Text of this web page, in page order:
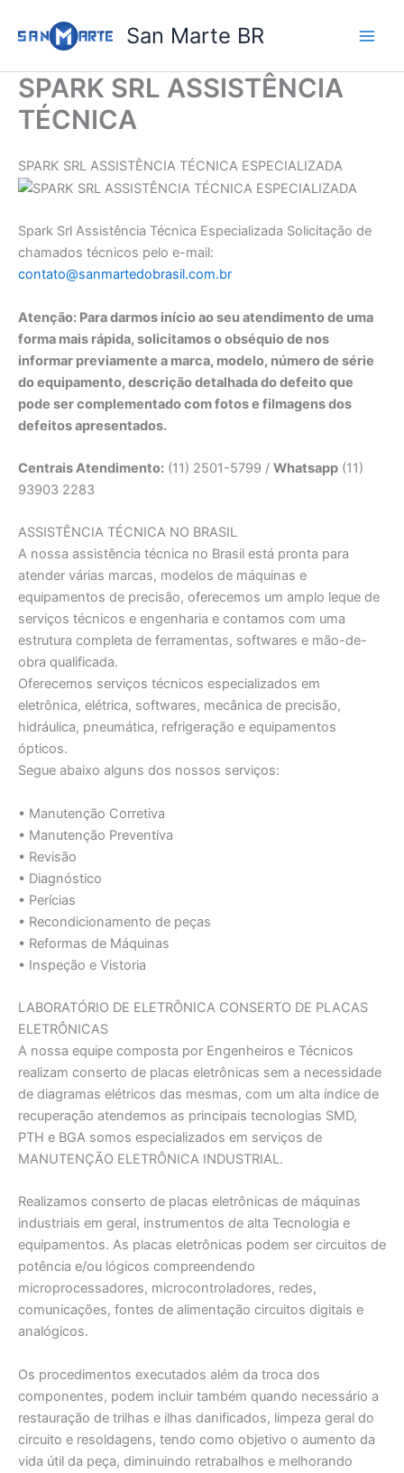
para
conteúdo
San Marte BR
SPARK SRL ASSISTÊNCIA
TÉCNICA
SPARK SRL ASSISTÊNCIA TÉCNICA ESPECIALIZADA
Spark Srl Assistência Técnica Especializada Solicitação de
chamados técnicos pelo e-mail:
contato@sanmartedobrasil.com.br
Atenção: Para darmos início ao seu atendimento de uma
forma mais rápida, solicitamos o obséquio de nos
informar previamente a marca, modelo, número de série
do equipamento, descrição detalhada do defeito que
pode ser complementado com fotos e filmagens dos
defeitos apresentados.
Centrais Atendimento: (11) 2501-5799 / Whatsapp (11)
93903 2283
ASSISTÊNCIA TÉCNICA NO BRASIL
A nossa assistência técnica no Brasil está pronta para
atender várias marcas, modelos de máquinas e
equipamentos de precisão, oferecemos um amplo leque de
serviços técnicos e engenharia e contamos com uma
estrutura completa de ferramentas, softwares e mão-de-
obra qualificada.
Oferecemos serviços técnicos especializados em
eletrônica, elétrica, softwares, mecânica de precisão,
hidráulica, pneumática, refrigeração e equipamentos
ópticos.
Segue abaixo alguns dos nossos serviços:
• Manutenção Corretiva
• Manutenção Preventiva
• Revisão
• Diagnóstico
• Perícias
• Recondicionamento de peças
• Reformas de Máquinas
• Inspeção e Vistoria
LABORATÓRIO DE ELETRÔNICA CONSERTO DE PLACAS
ELETRÔNICAS
A nossa equipe composta por Engenheiros e Técnicos
realizam conserto de placas eletrônicas sem a necessidade
de diagramas elétricos das mesmas, com um alta índice de
recuperação atendemos as principais tecnologias SMD,
PTH e BGA somos especializados em serviços de
MANUTENÇĀO ELETRÔNICA INDUSTRIAL.
Realizamos conserto de placas eletrônicas de máquinas
industriais em geral, instrumentos de alta Tecnologia e
equipamentos. As placas eletrônicas podem ser circuitos de
potência e/ou lógicos compreendendo
microprocessadores, microcontroladores, redes,
comunicações, fontes de alimentação circuitos digitais e
analógicos.
Os procedimentos executados além da troca dos
componentes, podem incluir também quando necessário a
restauração de trilhas e ilhas danificados, limpeza geral do
circuito e resoldagens, tendo como objetivo o aumento da
vida útil da peça, diminuindo retrabalhos e melhorando